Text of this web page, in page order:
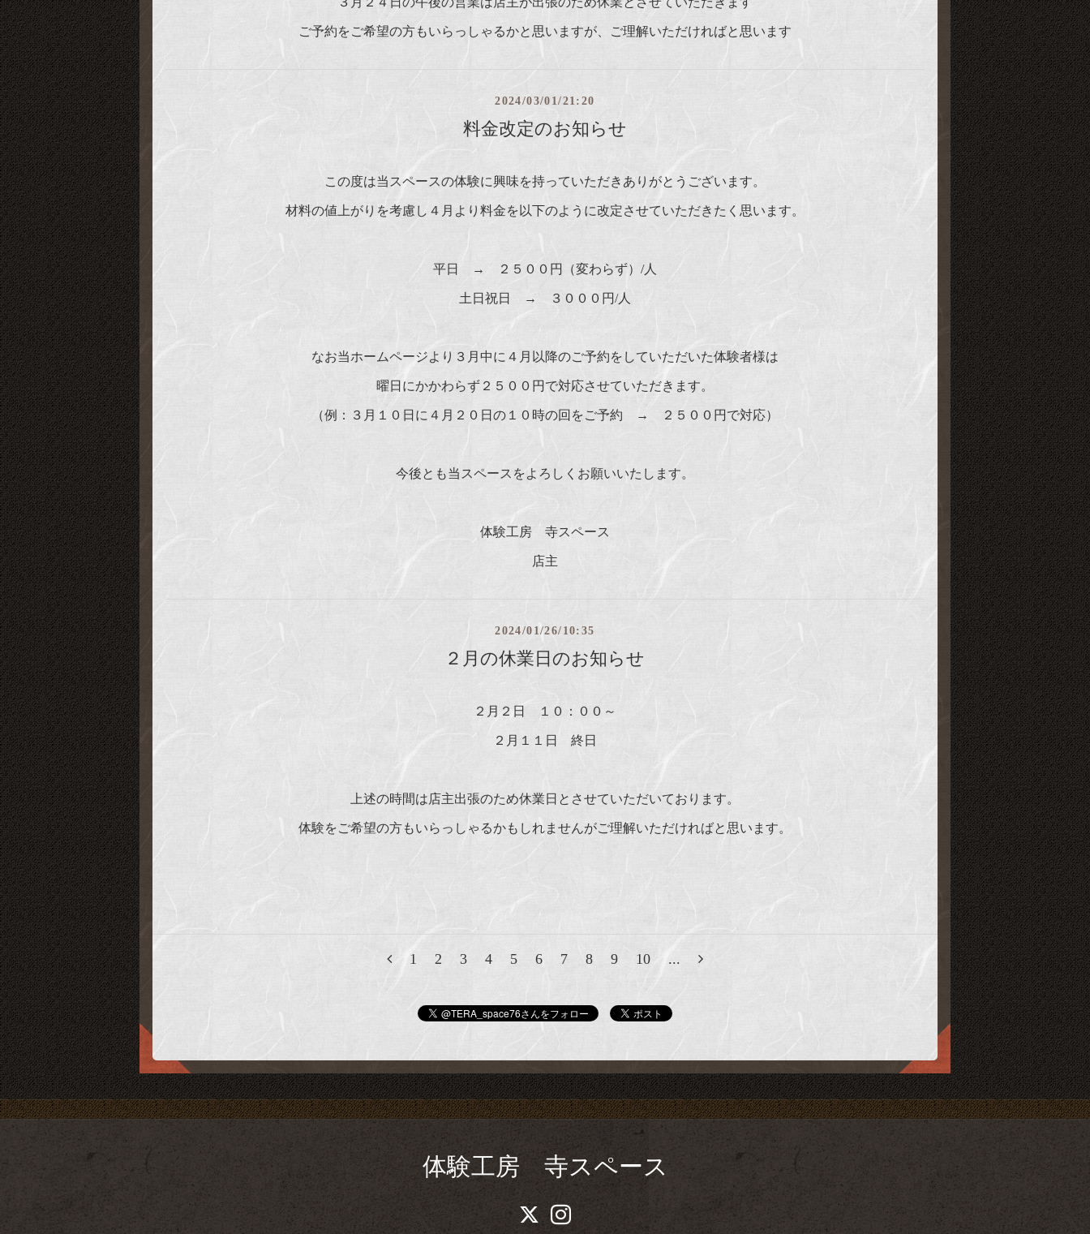
ご予約をご希望の方もいらっしゃるかと思いますが、ご理解いただければと思います
2024/03/01/21:20
料金改定のお知らせ
この度は当スペースの体験に興味を持っていただきありがとうございます。
材料の値上がりを考慮し４月より料金を以下のように改定させていただきたく思います。
平日 → ２５００円（変わらず）/人
土日祝日 → ３０００円/人
なお当ホームページより３月中に４月以降のご予約をしていただいた体験者様は
曜日にかかわらず２５００円で対応させていただきます。
（例：３月１０日に４月２０日の１０時の回をご予約 → ２５００円で対応）
今後とも当スペースをよろしくお願いいたします。
体験工房 寺スペース
店主
2024/01/26/10:35
２月の休業日のお知らせ
２月２日 １０：００～
２月１１日 終日
上述の時間は店主出張のため休業日とさせていただいております。
体験をご希望の方もいらっしゃるかもしれませんがご理解いただければと思います。
1 2 3 4 5 6 7 8 9 10 ...
体験工房 寺スペース